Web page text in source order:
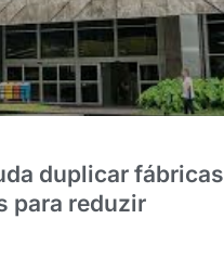
duplicar fábricas
para reduzir